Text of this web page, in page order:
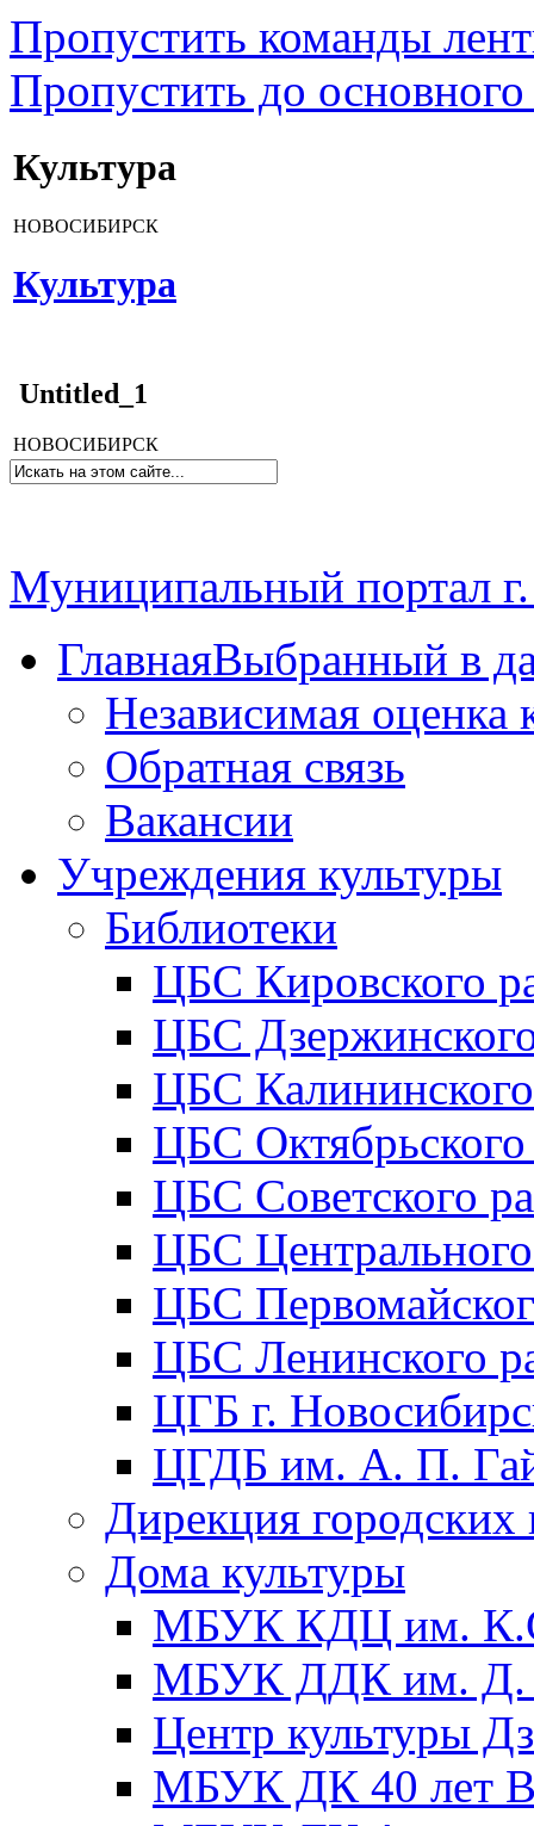
Пропустить команды
Пропустить до основного
Культура
НОВОСИБИРСК
Культура
Untitled_1
НОВОСИБИРСК
Муниципальный портал
ГлавнаяВыбранный в
Независимая оценка
Обратная связь
Вакансии
Учреждения культуры
Библиотеки
ЦБС Кировского
ЦБС
ЦБС
ЦБС
ЦБС Советского
ЦБС
ЦБС
ЦБС Ленинского
ЦГБ г.
ЦГДБ им. А. П.
Дирекция городских
Дома культуры
МБУК КДЦ им.
МБУК ДДК им. Д.
Центр культуры
МБУК ДК 40 лет